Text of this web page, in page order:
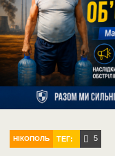
НІКОПОЛЬ ТЕГ: 5